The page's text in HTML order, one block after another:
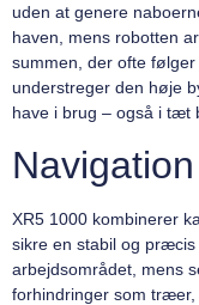
uden at genere
haven, mens robotten
summen, der ofte
understreger den høje
have i brug – også i tæt
Navigation
XR5 1000 kombinerer
sikre en stabil og
arbejdsområdet, mens
forhindringer som